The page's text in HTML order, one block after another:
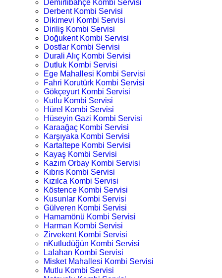
Demirlibahçe Kombi Servisi
Derbent Kombi Servisi
Dikimevi Kombi Servisi
Diriliş Kombi Servisi
Doğukent Kombi Servisi
Dostlar Kombi Servisi
Durali Alıç Kombi Servisi
Dutluk Kombi Servisi
Ege Mahallesi Kombi Servisi
Fahri Korutürk Kombi Servisi
Gökçeyurt Kombi Servisi
Kutlu Kombi Servisi
Hürel Kombi Servisi
Hüseyin Gazi Kombi Servisi
Karaağaç Kombi Servisi
Karşıyaka Kombi Servisi
Kartaltepe Kombi Servisi
Kayaş Kombi Servisi
Kazım Orbay Kombi Servisi
Kıbrıs Kombi Servisi
Kızılca Kombi Servisi
Köstence Kombi Servisi
Kusunlar Kombi Servisi
Gülveren Kombi Servisi
Hamamönü Kombi Servisi
Harman Kombi Servisi
Zirvekent Kombi Servisi
nKutludüğün Kombi Servisi
Lalahan Kombi Servisi
Misket Mahallesi Kombi Servisi
Mutlu Kombi Servisi